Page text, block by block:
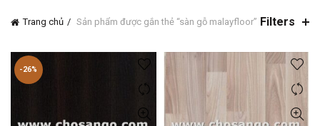
Trang chủ Sản phẩm được gắn thẻ “sàn gỗ malayfloor” Filters
-26%